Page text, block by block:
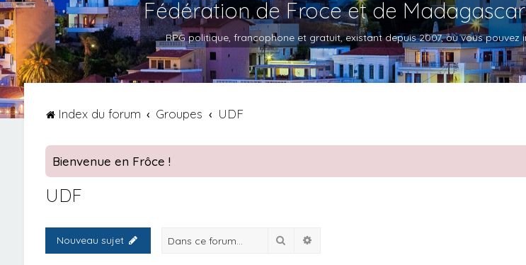
Fédération de Froce et de
RPG politique, francophone et gratuit, existant depuis 2007, où vous
Index du forum Groupes UDF
Bienvenue en Frôce !
UDF
Nouveau sujet Rechercher